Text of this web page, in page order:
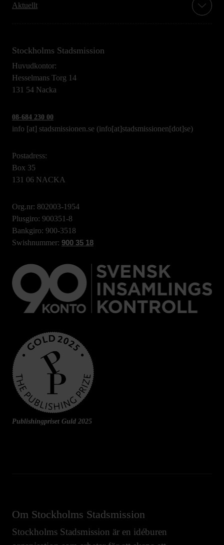
Aktuellt
Stockholms Stadsmission
Huvudkontor:
Hesselmans Torg 14
131 54 Nacka
08-684 230 00
info [at] stadsmissionen.se (info[at]stadsmissionen[dot]se)
Postadress:
Box 35
131 06 NACKA
Org.nr: 802003-1954
Plusgiro: 900351-8
Bankgiro: 900-3518
Swishnummer: 900 35 18
Publishingpriset Guld 2025
Om Stockholms Stadsmission
Stockholms Stadsmission är en idéburen